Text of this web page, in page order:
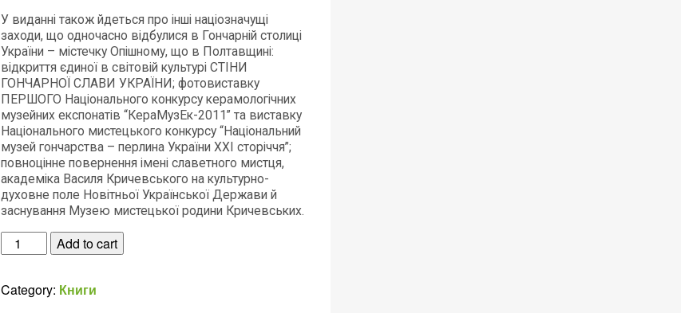
У виданні також йдеться про інші націозначущі
заходи, що одночасно відбулися в Гончарній столиці
України – містечку Опішному, що в Полтавщині:
відкриття єдиної в світовій культурі СТІНИ
ГОНЧАРНОЇ СЛАВИ УКРАЇНИ; фотовиставку
ПЕРШОГО Національного конкурсу керамологічних
музейних експонатів “КераМузЕк-2011” та виставку
Національного мистецького конкурсу “Національний
музей гончарства – перлина України ХХІ сторіччя”;
повноцінне повернення імені славетного мистця,
академіка Василя Кричевського на культурно-
духовне поле Новітньої Української Держави й
заснування Музею мистецької родини Кричевських.
Другий
Національний
у
Add to cart
Category: Книги